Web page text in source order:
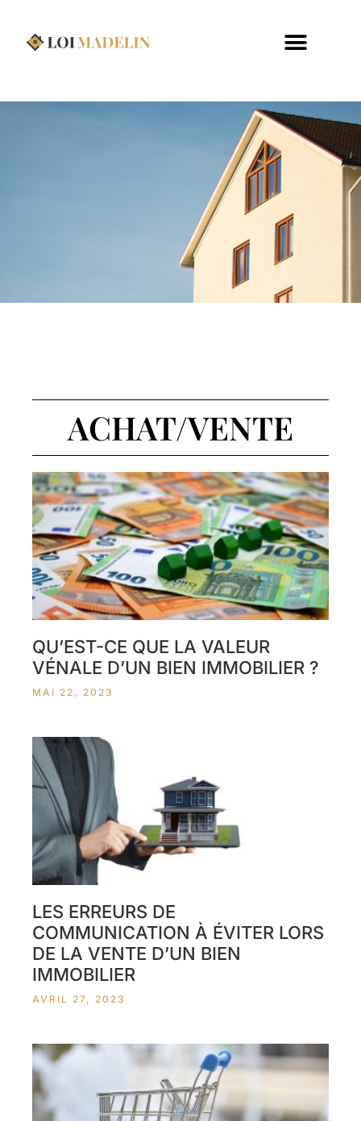
ACHAT/VENTE
QU’EST-CE QUE LA VALEUR
VÉNALE D’UN BIEN IMMOBILIER ?
MAI 22, 2023
LES ERREURS DE
COMMUNICATION À ÉVITER LORS
DE LA VENTE D’UN BIEN
IMMOBILIER
AVRIL 27, 2023